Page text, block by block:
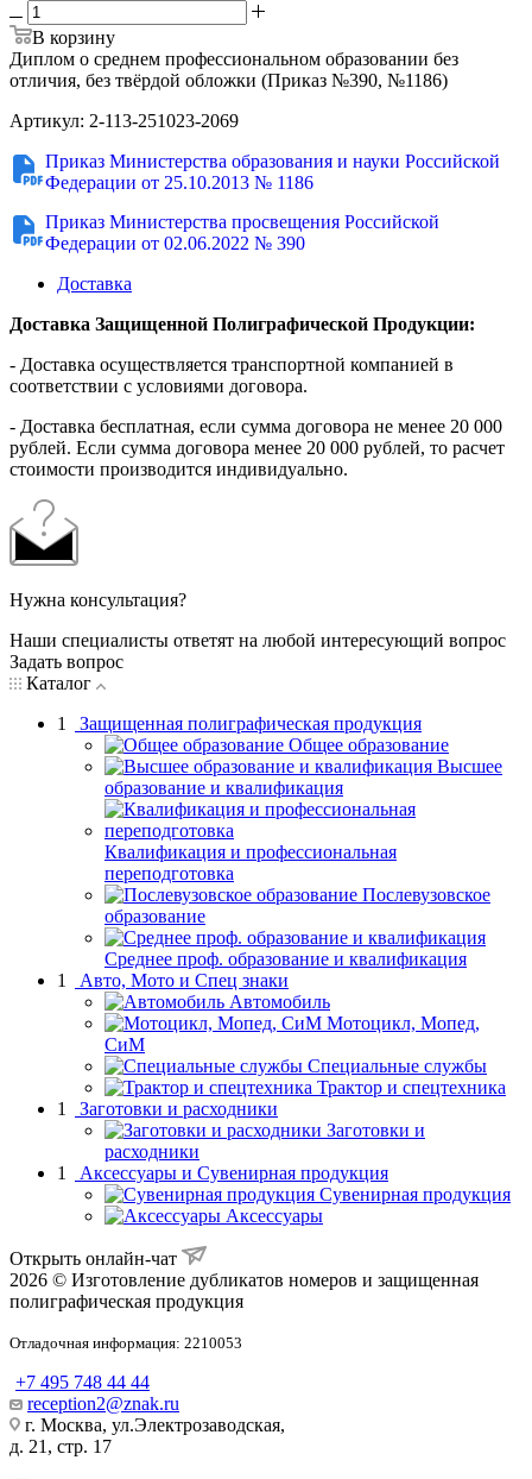
В корзину
Диплом о среднем профессиональном образовании без
отличия, без твёрдой обложки (Приказ №390, №1186)
Артикул: 2-113-251023-2069
Приказ Министерства образования и науки Российской
Федерации от 25.10.2013 № 1186
Приказ Министерства просвещения Российской
Федерации от 02.06.2022 № 390
Доставка
Доставка Защищенной Полиграфической Продукции:
- Доставка осуществляется транспортной компанией в
соответствии с условиями договора.
- Доставка бесплатная, если сумма договора не менее 20 000
рублей. Если сумма договора менее 20 000 рублей, то расчет
стоимости производится индивидуально.
Нужна консультация?
Наши специалисты ответят на любой интересующий вопрос
Задать вопрос
Каталог
1
Защищенная полиграфическая продукция
Общее образование
Высшее
образование и квалификация
Квалификация и профессиональная
переподготовка
Послевузовское
образование
Среднее проф. образование и квалификация
1
Авто, Мото и Спец знаки
Автомобиль
Мотоцикл, Мопед,
СиМ
Специальные службы
Трактор и спецтехника
1
Заготовки и расходники
Заготовки и
расходники
1
Аксессуары и Сувенирная продукция
Сувенирная продукция
Аксессуары
Открыть онлайн-чат
2026 © Изготовление дубликатов номеров и защищенная
полиграфическая продукция
Отладочная информация: 2210053
+7 495 748 44 44
reception2@znak.ru
г. Москва, ул.Электрозаводская,
д. 21, стр. 17